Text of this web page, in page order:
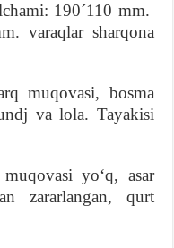
190´110 mm.
varaqlar sharqona
muqovasi, bosma
va lola. Tayakisi
yoʻq, asar
zararlangan, qurt